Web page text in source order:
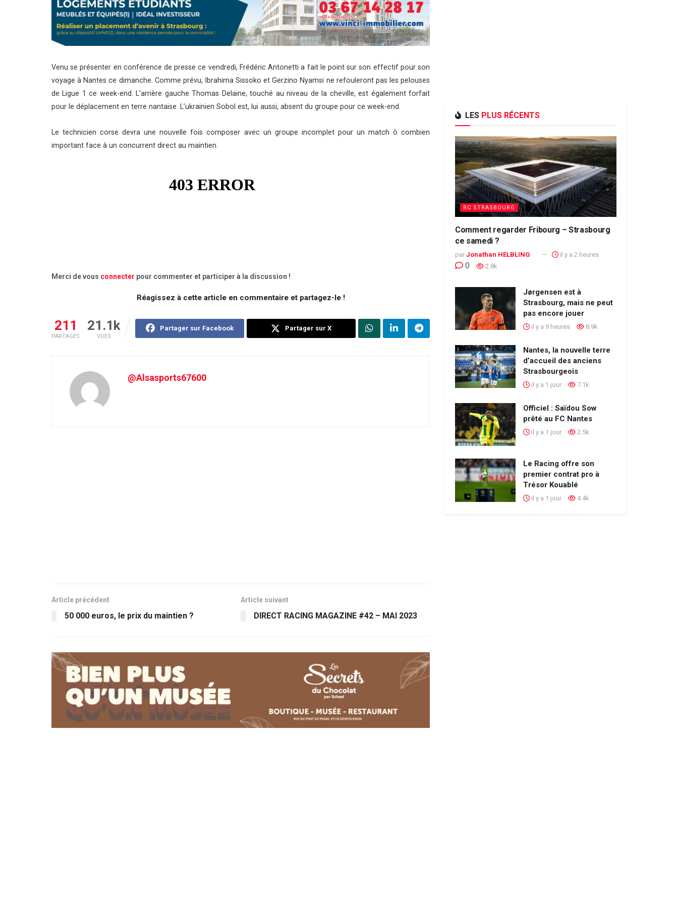
Venu se présenter en conférence de presse ce vendredi, Frédéric Antonetti a fait le point sur son effectif pour son
voyage à Nantes ce dimanche. Comme prévu, Ibrahima Sissoko et Gerzino Nyamsi ne refouleront pas les pelouses
de Ligue 1 ce week-end. L’arrière gauche Thomas Delaine, touché au niveau de la cheville, est également forfait
pour le déplacement en terre nantaise. L’ukrainien Sobol est, lui aussi, absent du groupe pour ce week-end.
Le technicien corse devra une nouvelle fois composer avec un groupe incomplet pour un match ô combien
important face à un concurrent direct au maintien.
Merci de vous connecter pour commenter et participer à la discussion !
Réagissez à cette article en commentaire et partagez-le !
211
PARTAGES
21.1k
VUES
Partager sur Facebook Partager sur X
@Alsasports67600
Article précédent
50 000 euros, le prix du maintien ?
Article suivant
DIRECT RACING MAGAZINE #42 – MAI 2023
LES PLUS RÉCENTS
RC STRASBOURG
Comment regarder Fribourg – Strasbourg
ce samedi ?
par Jonathan HELBLING il y a 2 heures
0 2.8k
Jørgensen est à
Strasbourg, mais ne peut
pas encore jouer
il y a 9 heures 8.9k
Nantes, la nouvelle terre
d’accueil des anciens
Strasbourgeois
il y a 1 jour 7.1k
Officiel : Saïdou Sow
prêté au FC Nantes
il y a 1 jour 2.5k
Le Racing offre son
premier contrat pro à
Trésor Kouablé
il y a 1 jour 4.4k